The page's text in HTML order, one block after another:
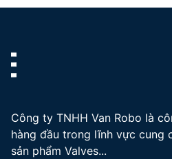
Công ty TNHH Van Robo là
hàng đầu trong lĩnh vực cung
sản phẩm Valves...